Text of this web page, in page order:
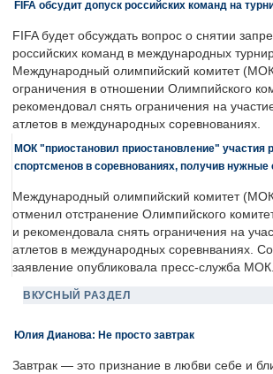
FIFA обсудит допуск российских команд на
FIFA будет обсуждать вопрос о снятии
российских команд в международных
Международный олимпийский комитет
ограничения в отношении Олимпийского
рекомендовал снять ограничения на
атлетов в международных соревнованиях.
МОК "приостановил приостановление" участия
спортсменов в соревнованиях, получив нужные
Международный олимпийский комитет
отменил отстранение Олимпийского
и рекомендовала снять ограничения на
атлетов в международных соревнваниях.
заявление опубликовала пресс-служба МОК.
ВКУСНЫЙ РАЗДЕЛ
Юлия Дианова: Не просто завтрак
Завтрак — это признание в любви себе и